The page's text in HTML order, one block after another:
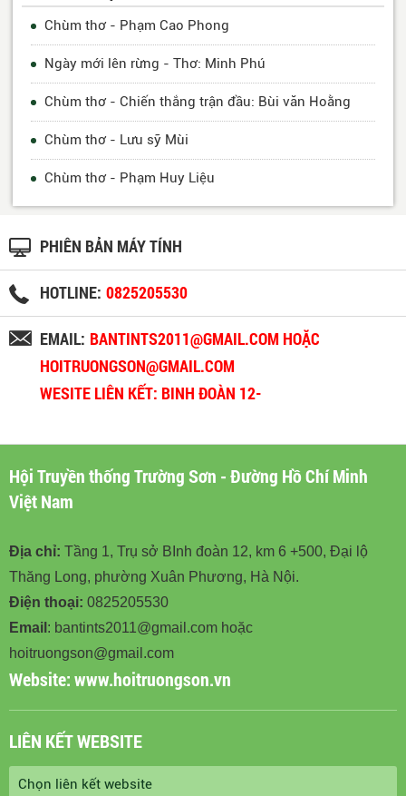
Chùm thơ - Phạm Cao Phong
Ngày mới lên rừng - Thơ: Minh Phú
Chùm thơ - Chiến thắng trận đầu: Bùi văn Hoằng
Chùm thơ - Lưu sỹ Mùi
Chùm thơ - Phạm Huy Liệu
PHIÊN BẢN MÁY TÍNH
HOTLINE: 0825205530
EMAIL: BANTINTS2011@GMAIL.COM HOẶC
HOITRUONGSON@GMAIL.COM
WESITE LIÊN KẾT: BINH ĐOÀN 12-
Hội Truyền thống Trường Sơn - Đường Hồ Chí Minh
Việt Nam
Địa chỉ: Tầng 1, Trụ sở BInh đoàn 12, km 6 +500, Đại lộ
Thăng Long, phường Xuân Phương, Hà Nội.
Điện thoại: 0825205530
Email : bantints2011@gmail.com hoặc
hoitruongson@gmail.com
Website:www.hoitruongson.vn
LIÊN KẾT WEBSITE